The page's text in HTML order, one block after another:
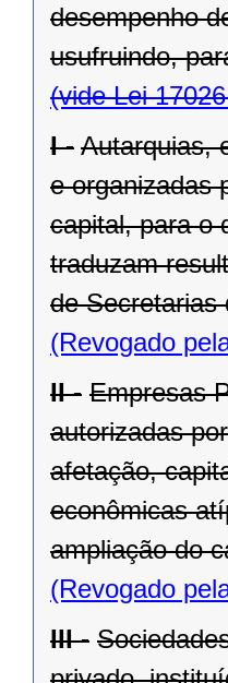
desempenho
usufruindo,
(vide Lei
I - Autarquias,
e organizadas
capital, para o
traduzam
de Secretarias
(Revogado
II - Empresas
autorizadas
afetação,
econômicas
ampliação do
(Revogado
III -